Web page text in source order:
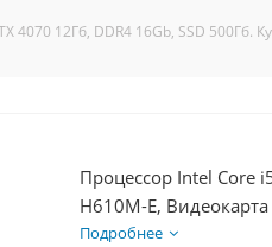
4070 12Гб, DDR4 16Gb, SSD 500Гб.
Процессор Intel Core
H610M-E,
750Вт
Подробнее